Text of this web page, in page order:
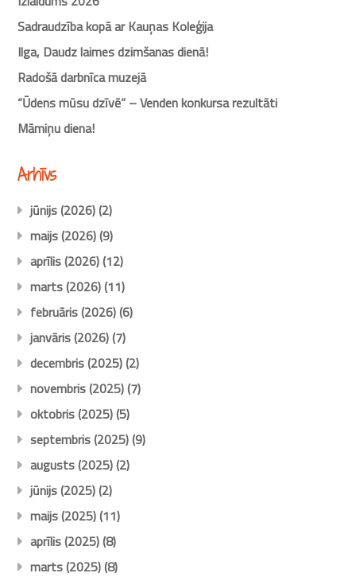
Sadraudzība kopā ar Kauņas Koleģija
Ilga, Daudz laimes dzimšanas dienā!
Radošā darbnīca muzejā
“Ūdens mūsu dzīvē” – Venden konkursa rezultāti
Māmiņu diena!
Arhīvs
jūnijs (2026)(2)
maijs (2026)(9)
aprīlis (2026)(12)
marts (2026)(11)
februāris (2026)(6)
janvāris (2026)(7)
decembris (2025)(2)
novembris (2025)(7)
oktobris (2025)(5)
septembris (2025)(9)
augusts (2025)(2)
jūnijs (2025)(2)
maijs (2025)(11)
aprīlis (2025)(8)
marts (2025)(8)